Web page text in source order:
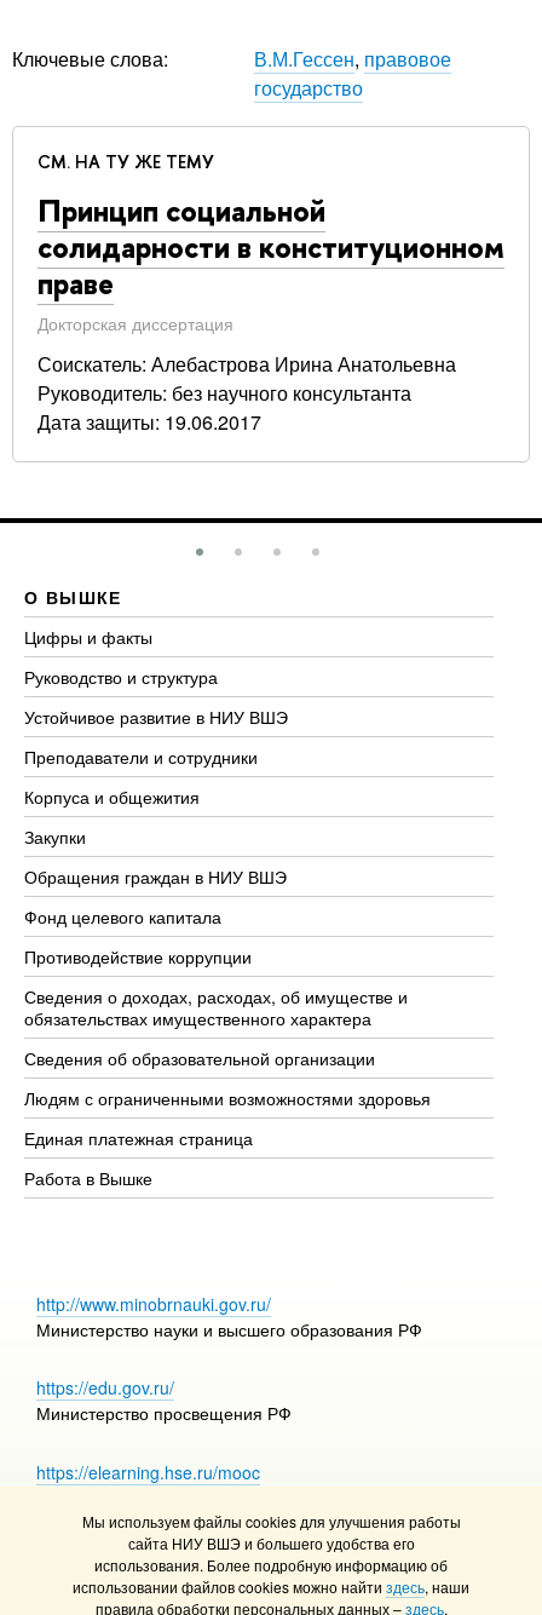
Мы используем файлы cookies для улучшения работы
сайта НИУ ВШЭ и большего удобства его
использования. Более подробную информацию об
использовании файлов cookies можно найти здесь, наши
правила обработки персональных данных –здесь.
Ключевые слова: В.М.Гессен, правовое
государство
СМ. НА ТУ ЖЕ ТЕМУ
Принцип социальной
солидарности в конституционном
праве
Докторская диссертация
Соискатель: Алебастрова Ирина Анатольевна
Руководитель: без научного консультанта
Дата защиты: 19.06.2017
О ВЫШКЕ
Цифры и факты
Руководство и структура
Устойчивое развитие в НИУ ВШЭ
Преподаватели и сотрудники
Корпуса и общежития
Закупки
Обращения граждан в НИУ ВШЭ
Фонд целевого капитала
Противодействие коррупции
Сведения о доходах, расходах, об имуществе и
обязательствах имущественного характера
Сведения об образовательной организации
Людям с ограниченными возможностями здоровья
Единая платежная страница
Работа в Вышке
http://www.minobrnauki.gov.ru/
Министерство науки и высшего образования РФ
https://edu.gov.ru/
Министерство просвещения РФ
https://elearning.hse.ru/mooc
© НИУ ВШЭ 1993–2026
Адреса и контакты